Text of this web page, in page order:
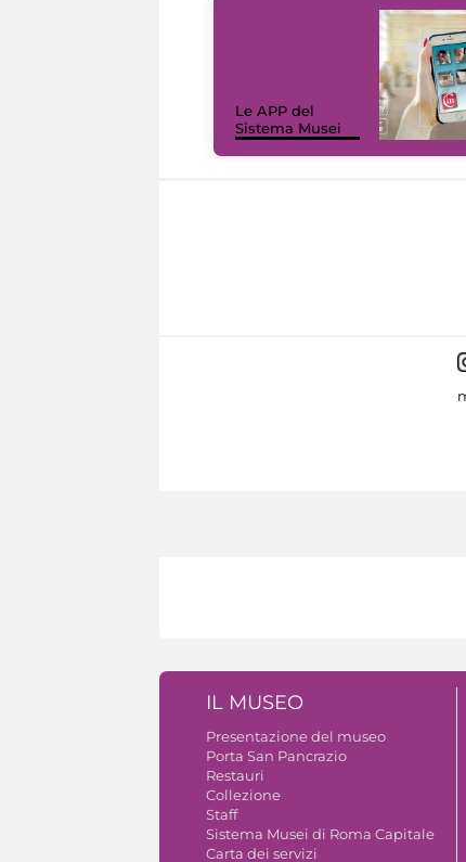
Le APP del
Sistema Musei
IL MUSEO
Presentazione del museo
Porta San Pancrazio
Restauri
Collezione
Staff
Sistema Musei di Roma Capitale
Carta dei servizi